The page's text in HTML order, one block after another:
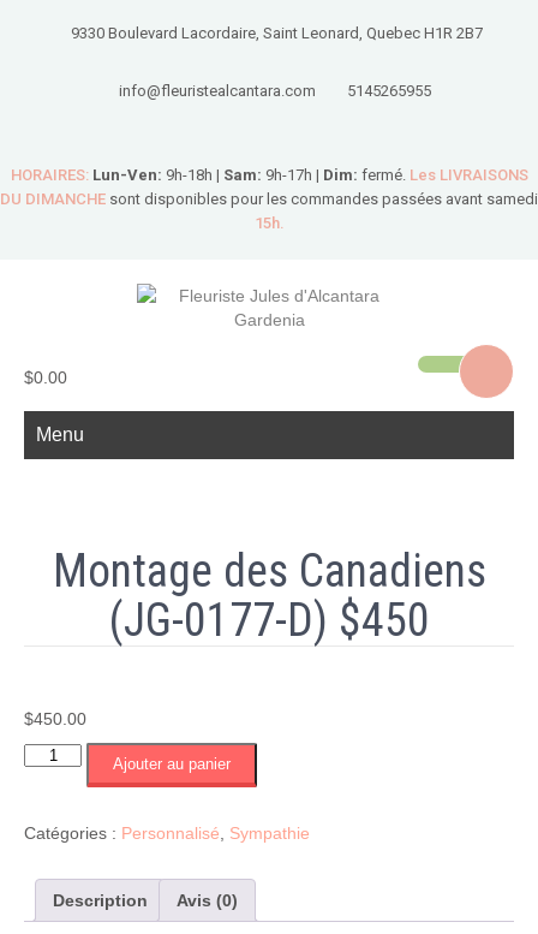
9330 Boulevard Lacordaire, Saint Leonard, Quebec H1R 2B7
info@fleuristealcantara.com 5145265955
HORAIRES: Lun-Ven: 9h-18h | Sam: 9h-17h | Dim: fermé. Les LIVRAISONS
DU DIMANCHE sont disponibles pour les commandes passées avant samedi
15h.
$0.00
Menu
Montage des Canadiens
(JG-0177-D) $450
$450.00
quantité
des
0177-
D)
Ajouter au panier
Catégories : Personnalisé Sympathie
Description Avis (0)